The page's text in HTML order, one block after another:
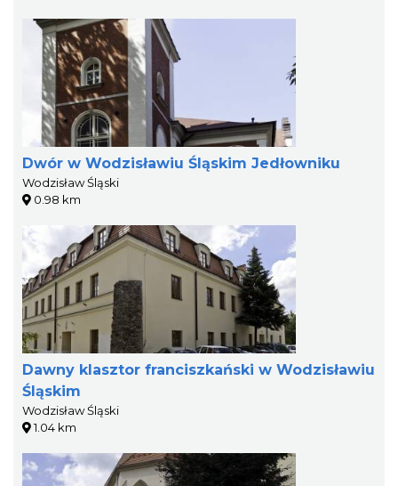
Dwór w Wodzisławiu Śląskim Jedłowniku
Wodzisław Śląski
0.98 km
Dawny klasztor franciszkański w Wodzisławiu
Śląskim
Wodzisław Śląski
1.04 km